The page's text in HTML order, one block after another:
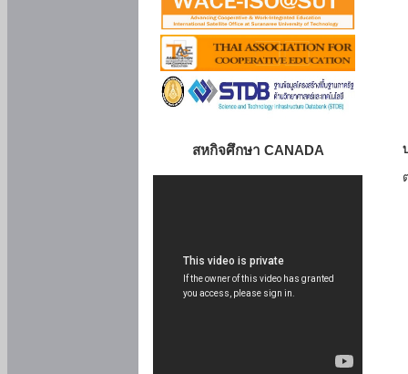
สหกิจศึกษา CANADA